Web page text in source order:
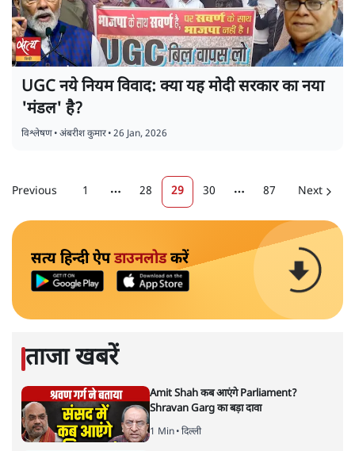
UGC नये नियम विवाद: क्या यह मोदी सरकार का नया
'मंडल' है?
विश्लेषण•अंबरीश कुमार•26 Jan, 2026
Previous 1 More pages
28 29 30 More pages
87 Next
सत्य हिन्दी ऐपडाउनलोडकरें
ताजा खबरें
Amit Shah कब आएंगे Parliament?
Shravan Garg का बड़ा दावा
1 Min• दिल्ली